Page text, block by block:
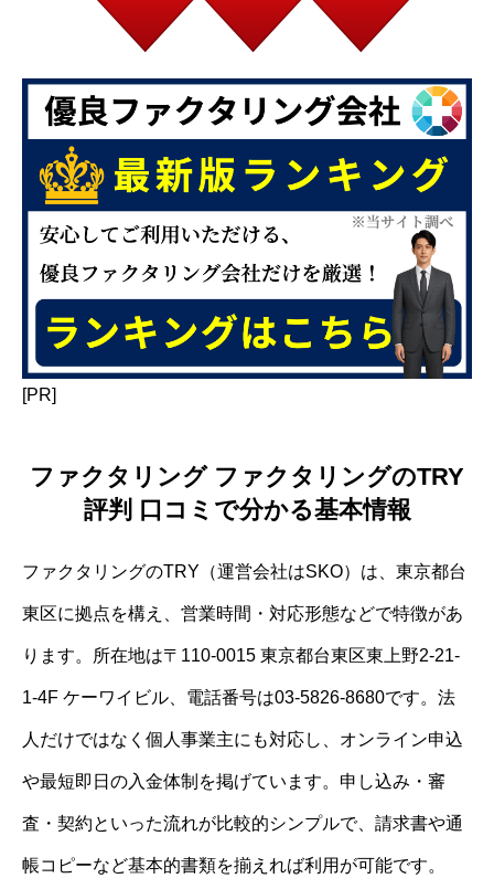
[PR]
ファクタリング ファクタリングのTRY
評判 口コミで分かる基本情報
ファクタリングのTRY（運営会社はSKO）は、東京都台
東区に拠点を構え、営業時間・対応形態などで特徴があ
ります。所在地は〒110-0015 東京都台東区東上野2-21-
1-4F ケーワイビル、電話番号は03-5826-8680です。法
人だけではなく個人事業主にも対応し、オンライン申込
や最短即日の入金体制を掲げています。申し込み・審
査・契約といった流れが比較的シンプルで、請求書や通
帳コピーなど基本的書類を揃えれば利用が可能です。